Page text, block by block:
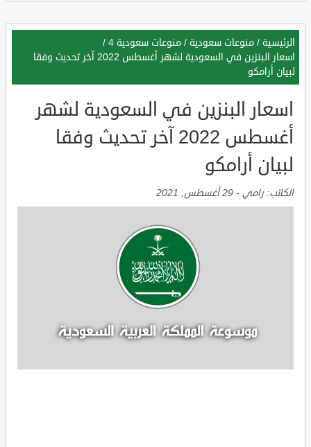
الرئيسية / منوعات سعودية / منوعات سعودية 4
/
اسعار البنزين في السعودية لشهر أغسطس 2022 آخر تحديث وفقا
لبيان أرامكو
اسعار البنزين في السعودية لشهر
أغسطس 2022 آخر تحديث وفقا
لبيان أرامكو
الكاتب: رامي - 29 أغسطس, 2021